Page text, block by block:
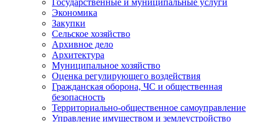
Государственные и муниципальные услуги
Экономика
Закупки
Сельское хозяйство
Архивное дело
Архитектура
Муниципальное хозяйство
Оценка регулирующего воздействия
Гражданская оборона, ЧС и общественная
безопасность
Территориально-общественное самоуправление
Управление имуществом и землеустройство